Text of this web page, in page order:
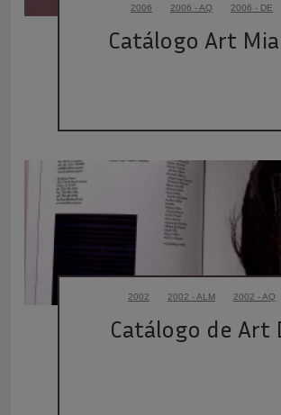
2006 2006 - AQ 2006 - DE
Catálogo Art
2002 2002 - ALM 2002 - AQ
Catálogo de Art